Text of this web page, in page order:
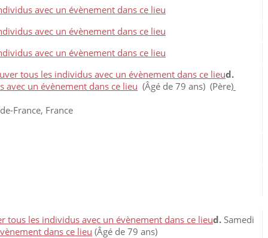
d.
(Âgé de 79 ans) (Père)
France, France
d. Samedi
(Âgé de 79 ans)